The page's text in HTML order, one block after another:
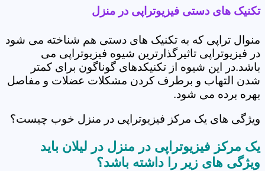
تکنیک های دستی فیزیوتراپی در منزل
منوال تراپی که به تکنیک های دستی هم شناخته می شود
در فیزیوتراپی تاثیرگذارترین شیوه فیزیوتراپی می
باشد.در این شیوه از تکنیکدهای گوناگون برای کمتر
شدن التهاب و برطرف کردن مشکلات عضلات و مفاصل
بهره برده می شود.
ویژگی های یک مرکز فیزیوتراپی در منزل خوب چیست؟
یک مرکز فیزیوتراپی در منزل در لیلان باید
ویژگی های زیر را داشته باشد؟